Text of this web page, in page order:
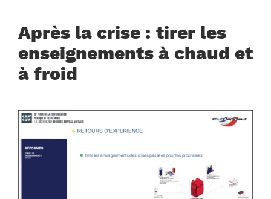
Après la crise : tirer les
enseignements à chaud et
à froid